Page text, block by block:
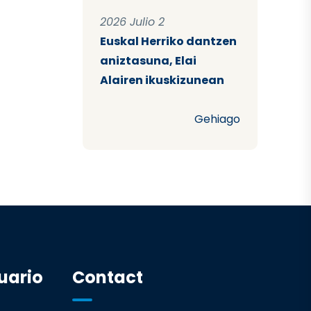
2026 Julio 2
Euskal Herriko dantzen
aniztasuna, Elai
Alairen ikuskizunean
Gehiago
Contact